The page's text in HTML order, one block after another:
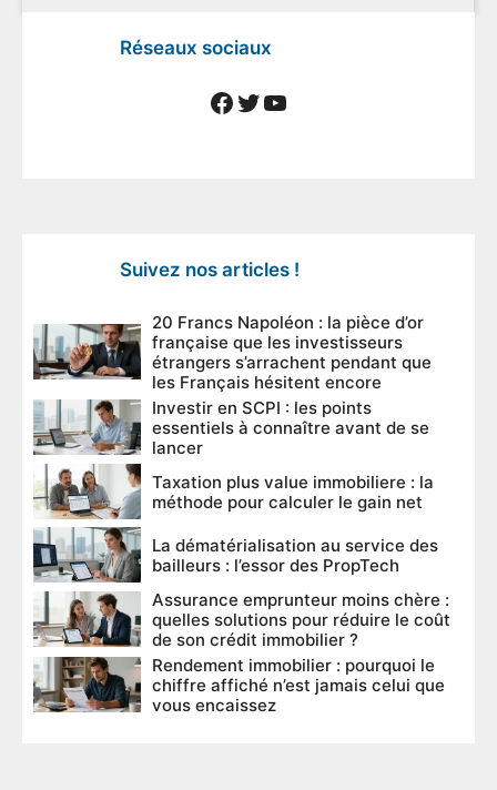
Réseaux sociaux
Facebook
Twitter
YouTube
Suivez nos articles !
20 Francs Napoléon : la pièce d’or
française que les investisseurs
étrangers s’arrachent pendant que
les Français hésitent encore
Investir en SCPI : les points
essentiels à connaître avant de se
lancer
Taxation plus value immobiliere : la
méthode pour calculer le gain net
La dématérialisation au service des
bailleurs : l’essor des PropTech
Assurance emprunteur moins chère :
quelles solutions pour réduire le coût
de son crédit immobilier ?
Rendement immobilier : pourquoi le
chiffre affiché n’est jamais celui que
vous encaissez